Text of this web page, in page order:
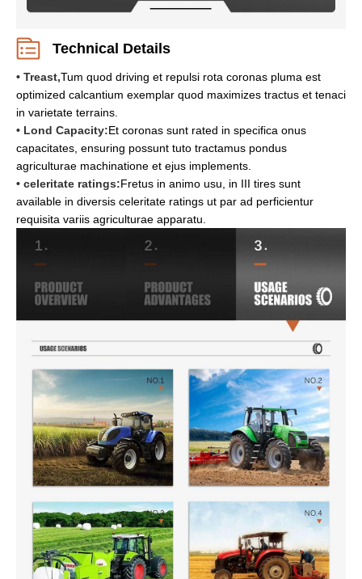
Technical Details
• Treast,Tum quod driving et repulsi rota coronas pluma est
optimized calcantium exemplar quod maximizes tractus et tenaci
in varietate terrains.
• Lond Capacity:Et coronas sunt rated in specifica onus
capacitates, ensuring possunt tuto tractamus pondus
agriculturae machinatione et ejus implements.
• celeritate ratings:Fretus in animo usu, in III tires sunt
available in diversis celeritate ratings ut par ad perficientur
requisita variis agriculturae apparatu.